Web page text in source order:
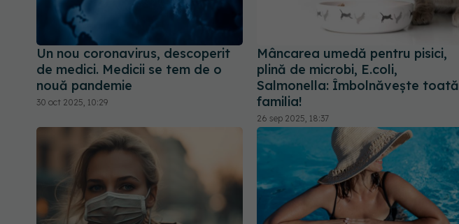
Un nou coronavirus, descoperit
de medici. Medicii se tem de o
nouă pandemie
30 oct 2025, 10:29
Mâncarea umedă pentru pisici,
plină de microbi, E.coli,
Salmonella: Îmbolnăvește toată
familia!
26 sep 2025, 18:37